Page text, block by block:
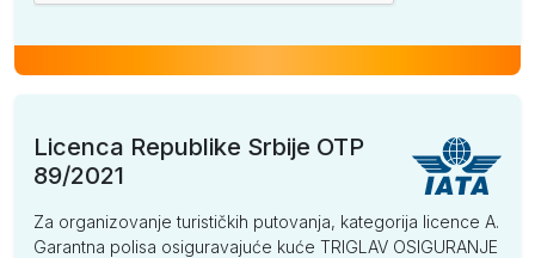
Licenca Republike Srbije OTP
89/2021
Za organizovanje turističkih putovanja, kategorija licence A.
Garantna polisa osiguravajuće kuće TRIGLAV OSIGURANJE